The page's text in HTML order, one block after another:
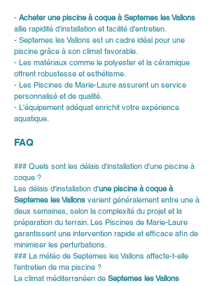
- Acheter une piscine à coque à Septemes les Vallons
allie rapidité d'installation et facilité d'entretien.
- Septemes les Vallons est un cadre idéal pour une
piscine grâce à son climat favorable.
- Les matériaux comme le polyester et la céramique
offrent robustesse et esthétisme.
- Les Piscines de Marie-Laure assurent un service
personnalisé et de qualité.
- L'équipement adéquat enrichit votre expérience
aquatique.
FAQ
### Quels sont les délais d'installation d'une piscine à
coque ?
Les délais d'installation d'une piscine à coque à
Septemes les Vallons varient généralement entre une à
deux semaines, selon la complexité du projet et la
préparation du terrain. Les Piscines de Marie-Laure
garantissent une intervention rapide et efficace afin de
minimiser les perturbations.
### La météo de Septemes les Vallons affecte-t-elle
l'entretien de ma piscine ?
Le climat méditerranéen de Septemes les Vallons